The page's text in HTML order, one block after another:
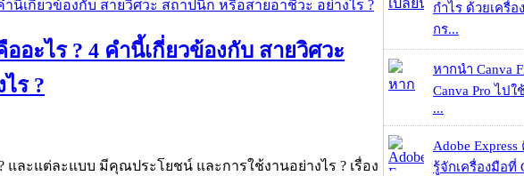
อะไร ? 4 คำนี้เกี่ยวข้องกับ สายวิศวะ
ร ?
และแต่ละแบบ มีคุณประโยชน์ และการใช้งานอย่างไร ? เรื่อง
กำไร ด้วยเครื่อ
กร...
หากนำ Canva
Canva Pro ไปใ
...
Adobe
รู้จักเครื่องมือที่